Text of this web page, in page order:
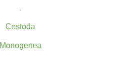
Cestoda
Monogenea